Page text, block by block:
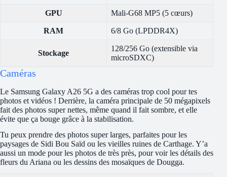
GPU Mali-G68 MP5 (5 cœurs)
RAM 6/8 Go (LPDDR4X)
Stockage
128/256 Go (extensible via
microSDXC)
Caméras
Le Samsung Galaxy A26 5G a des caméras trop cool pour tes
photos et vidéos ! Derrière, la caméra principale de 50 mégapixels
fait des photos super nettes, même quand il fait sombre, et elle
évite que ça bouge grâce à la stabilisation.
Tu peux prendre des photos super larges, parfaites pour les
paysages de Sidi Bou Saïd ou les vieilles ruines de Carthage. Y’a
aussi un mode pour les photos de très près, pour voir les détails des
fleurs du Ariana ou les dessins des mosaïques de Dougga.